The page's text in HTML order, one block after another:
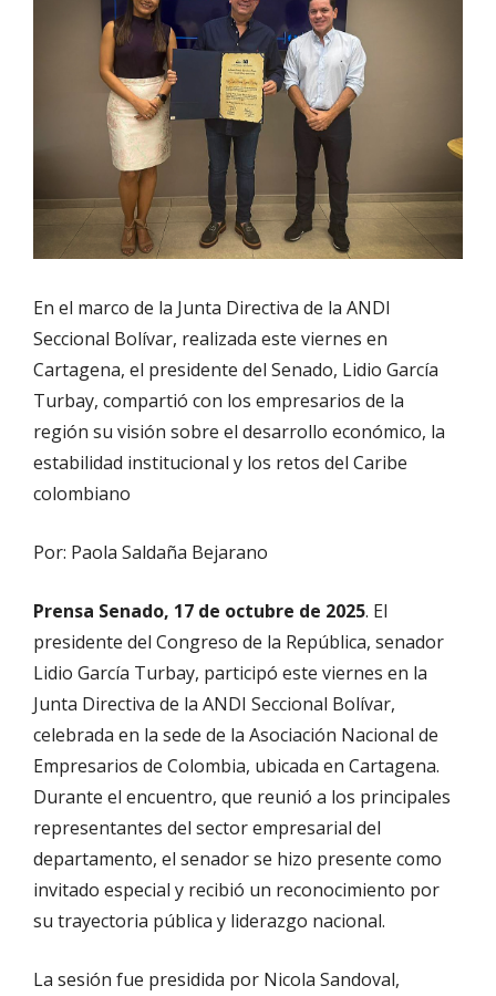
En el marco de la Junta Directiva de la ANDI
Seccional Bolívar, realizada este viernes en
Cartagena, el presidente del Senado, Lidio García
Turbay, compartió con los empresarios de la
región su visión sobre el desarrollo económico, la
estabilidad institucional y los retos del Caribe
colombiano
Por: Paola Saldaña Bejarano
Prensa Senado, 17 de octubre de 2025. El
presidente del Congreso de la República, senador
Lidio García Turbay, participó este viernes en la
Junta Directiva de la ANDI Seccional Bolívar,
celebrada en la sede de la Asociación Nacional de
Empresarios de Colombia, ubicada en Cartagena.
Durante el encuentro, que reunió a los principales
representantes del sector empresarial del
departamento, el senador se hizo presente como
invitado especial y recibió un reconocimiento por
su trayectoria pública y liderazgo nacional.
La sesión fue presidida por Nicola Sandoval,